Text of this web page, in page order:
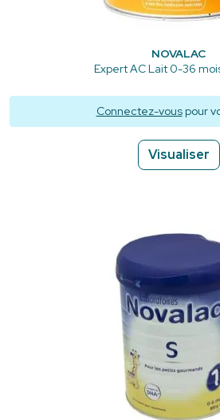
NOVALAC
Expert AC Lait 0-36
Connectez-vouspour
Visualiser